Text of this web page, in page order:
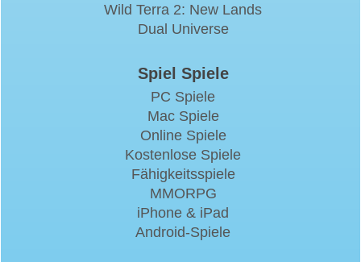
Wild Terra 2: New Lands
Dual Universe
Spiel Spiele
PC Spiele
Mac Spiele
Online Spiele
Kostenlose Spiele
Fähigkeitsspiele
MMORPG
iPhone & iPad
Android-Spiele